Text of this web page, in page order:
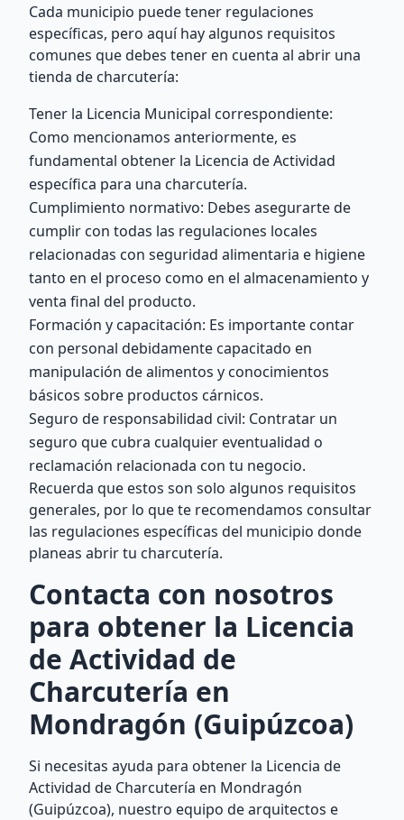
Cada municipio puede tener regulaciones
específicas, pero aquí hay algunos requisitos
comunes que debes tener en cuenta al abrir una
tienda de charcutería:
Tener la Licencia Municipal correspondiente:
Como mencionamos anteriormente, es
fundamental obtener la Licencia de Actividad
específica para una charcutería.
Cumplimiento normativo: Debes asegurarte de
cumplir con todas las regulaciones locales
relacionadas con seguridad alimentaria e higiene
tanto en el proceso como en el almacenamiento y
venta final del producto.
Formación y capacitación: Es importante contar
con personal debidamente capacitado en
manipulación de alimentos y conocimientos
básicos sobre productos cárnicos.
Seguro de responsabilidad civil: Contratar un
seguro que cubra cualquier eventualidad o
reclamación relacionada con tu negocio.
Recuerda que estos son solo algunos requisitos
generales, por lo que te recomendamos consultar
las regulaciones específicas del municipio donde
planeas abrir tu charcutería.
Contacta con nosotros
para obtener la Licencia
de Actividad de
Charcutería en
Mondragón (Guipúzcoa)
Si necesitas ayuda para obtener la Licencia de
Actividad de Charcutería en Mondragón
(Guipúzcoa), nuestro equipo de arquitectos e